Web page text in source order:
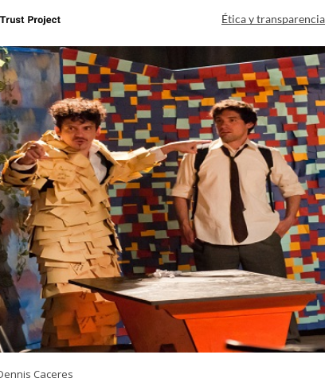
Ética y
Caceres